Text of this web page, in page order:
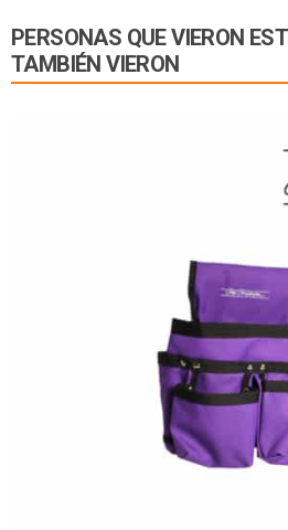
PERSONAS QUE VIERON
TAMBIÉN VIERON